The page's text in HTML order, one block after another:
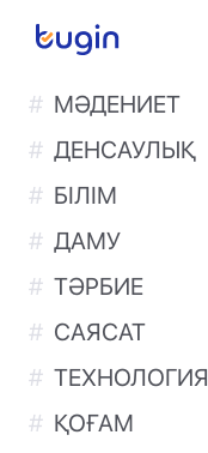
МӘДЕНИЕТ
ДЕНСАУЛЫҚ
БІЛІМ
ДАМУ
ТӘРБИЕ
САЯСАТ
ТЕХНОЛОГИЯ
ҚОҒАМ